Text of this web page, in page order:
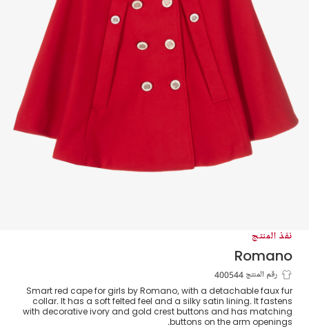
نفذ المنتج
Romano
كيب جوخ لون أحمر للبنات
رقم المنتج 400544
Smart red cape for girls by Romano, with a detachable faux fur
collar. It has a soft felted feel and a silky satin lining. It fastens
with decorative ivory and gold crest buttons and has matching
buttons on the arm openings.